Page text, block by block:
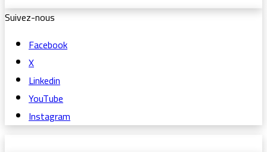
Suivez-nous
Facebook
X
Linkedin
YouTube
Instagram